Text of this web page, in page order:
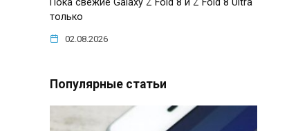
Пока свежие Galaxy Z Fold 8 и Z Fold 8 Ultra
только
02.08.2026
Популярные статьи